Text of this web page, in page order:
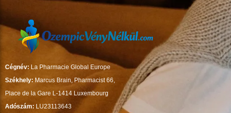
Cégnév: La Pharmacie Global Europe
Székhely: Marcus Brain, Pharmacist 66,
Place de la Gare L-1414 Luxembourg
Adószám: LU23113643